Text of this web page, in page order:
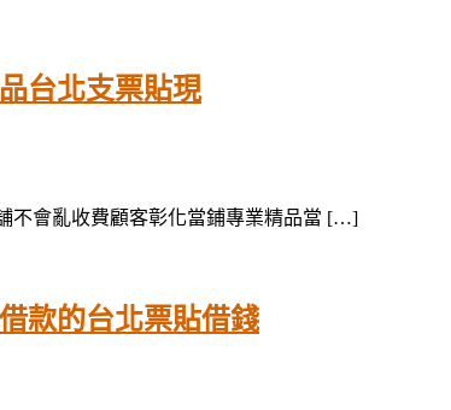
台北支票貼現
不會亂收費顧客彰化當鋪專業精品當 […]
款的台北票貼借錢